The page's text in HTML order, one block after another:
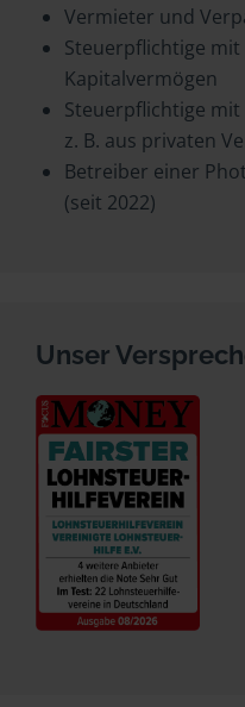
Vermieter und
Steuerpflichtige mit
Kapitalvermögen
Steuerpflichtige
z. B. aus privaten
Betreiber einer
(seit 2022)
Unser